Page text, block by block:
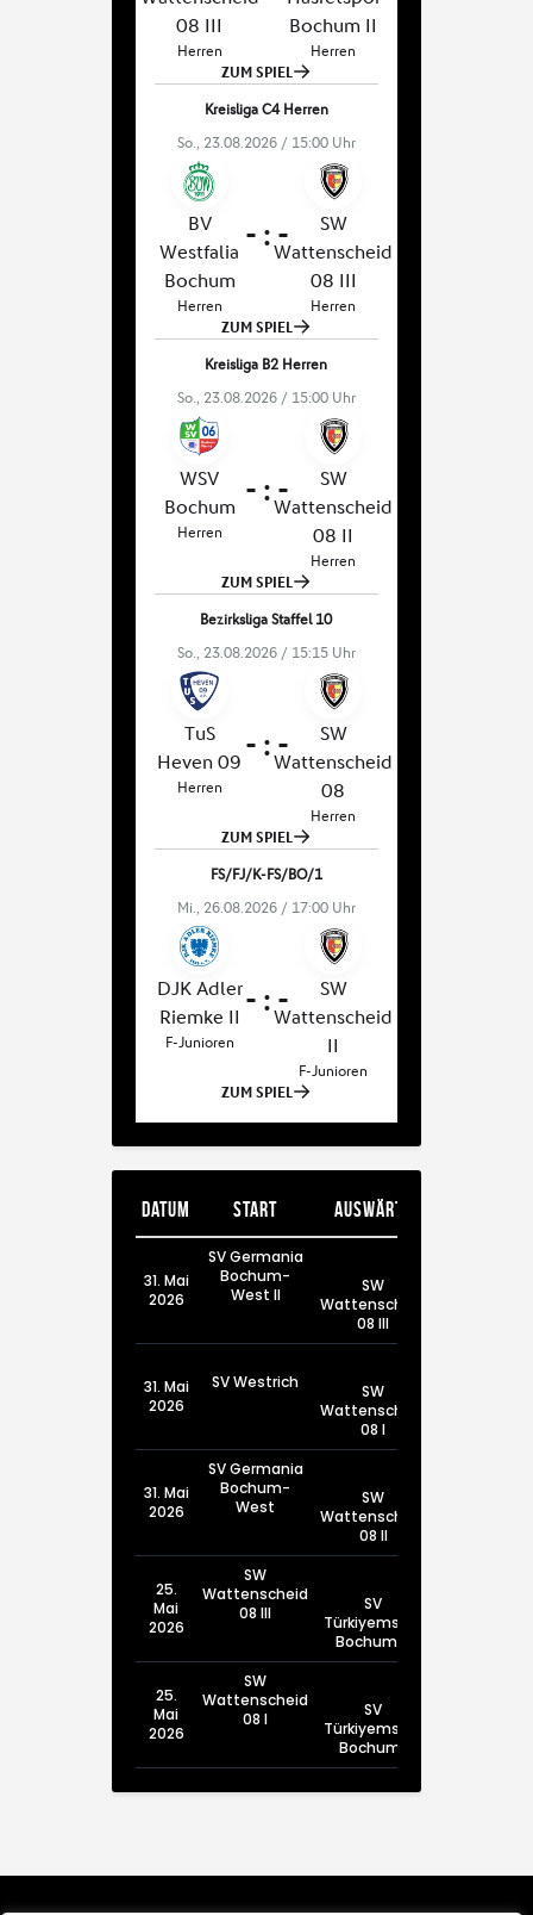
Datum Start Auswärts
31. Mai
2026
SV Germania
Bochum-
West II
SW
Wattenscheid
08 III
31. Mai
2026
SV Westrich
SW
Wattenscheid
08 I
31. Mai
2026
SV Germania
Bochum-
West
SW
Wattenscheid
08 II
25.
Mai
2026
SW
Wattenscheid
08 III
SV
Türkiyemspor
Bochum III
25.
Mai
2026
SW
Wattenscheid
08 I
SV
Türkiyemspor
Bochum I